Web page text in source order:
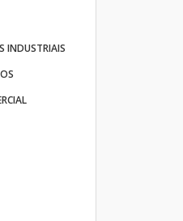
INDUSTRIAIS